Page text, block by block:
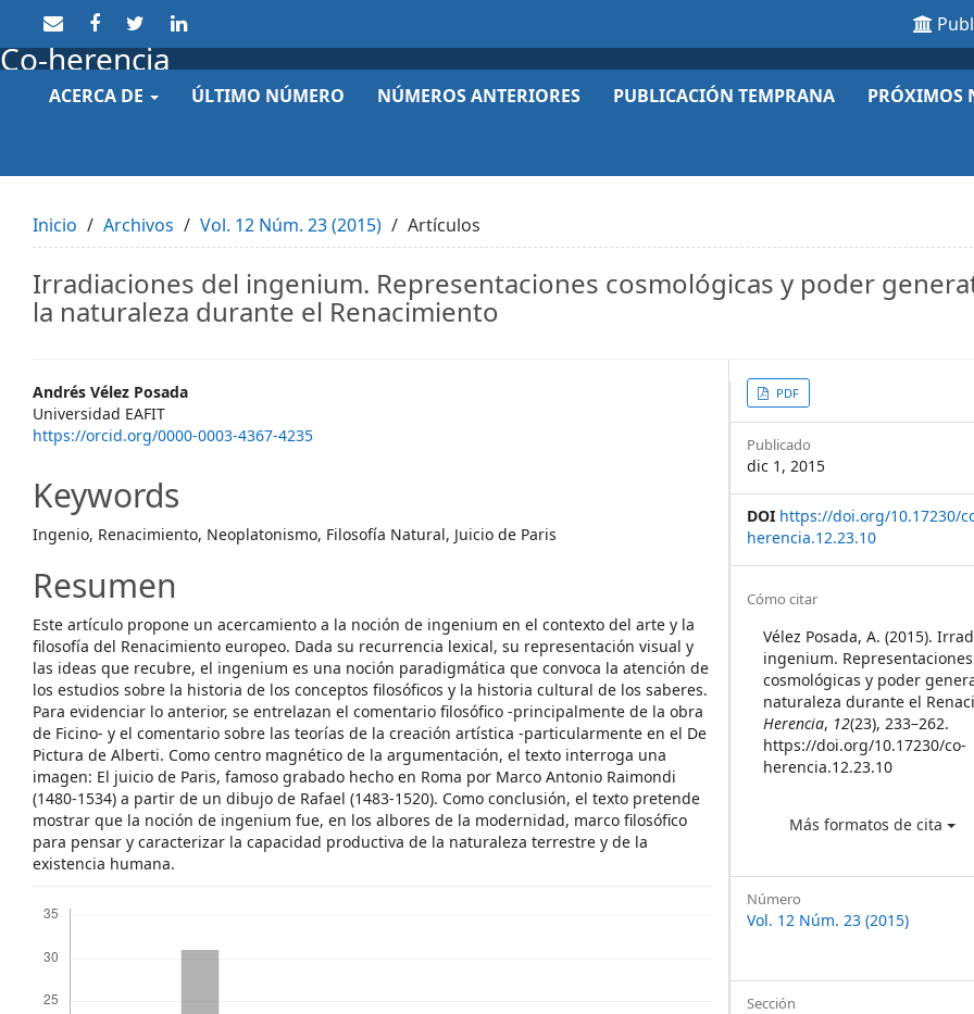
to
page
content
Content
Co-herencia
ACERCA DE ÚLTIMO NÚMERO NÚMEROS ANTERIORES PUBLICACIÓN TEMPRANA PRÓXIMOS
Inicio Archivos Vol. 12 Núm. 23 (2015) Artículos
Irradiaciones del ingenium. Representaciones cosmológicas y poder
la naturaleza durante el Renacimiento
Main
Article
Andrés Vélez Posada
Universidad EAFIT
https://orcid.org/0000-0003-4367-4235
Keywords
Ingenio, Renacimiento, Neoplatonismo, Filosofía Natural, Juicio de Paris
Resumen
Este artículo propone un acercamiento a la noción de ingenium en el contexto del arte y la
filosofía del Renacimiento europeo. Dada su recurrencia lexical, su representación visual y
las ideas que recubre, el ingenium es una noción paradigmática que convoca la atención de
los estudios sobre la historia de los conceptos filosóficos y la historia cultural de los saberes.
Para evidenciar lo anterior, se entrelazan el comentario filosófico -principalmente de la obra
de Ficino- y el comentario sobre las teorías de la creación artística -particularmente en el De
Pictura de Alberti. Como centro magnético de la argumentación, el texto interroga una
imagen: El juicio de Paris, famoso grabado hecho en Roma por Marco Antonio Raimondi
(1480-1534) a partir de un dibujo de Rafael (1483-1520). Como conclusión, el texto pretende
mostrar que la noción de ingenium fue, en los albores de la modernidad, marco filosófico
para pensar y caracterizar la capacidad productiva de la naturaleza terrestre y de la
existencia humana.
Article
Sidebar
PDF
Publicado
dic 1, 2015
DOI https://doi.org/10.17230/
herencia.12.23.10
Article
Details
Cómo citar
Vélez Posada, A. (2015).
ingenium. Representaciones
cosmológicas y poder
naturaleza durante el
Herencia, 12(23), 233–262.
https://doi.org/10.17230/co-
herencia.12.23.10
Más formatos de cita
Número
Vol. 12 Núm. 23 (2015)
Sección